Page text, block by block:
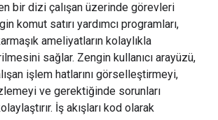
bir dizi çalışan üzerinde görevleri
komut satırı yardımcı programları,
ameliyatların kolaylıkla
sağlar. Zengin kullanıcı arayüzü,
işlem hatlarını görselleştirmeyi,
ve gerektiğinde sorunları
İş akışları kod olarak